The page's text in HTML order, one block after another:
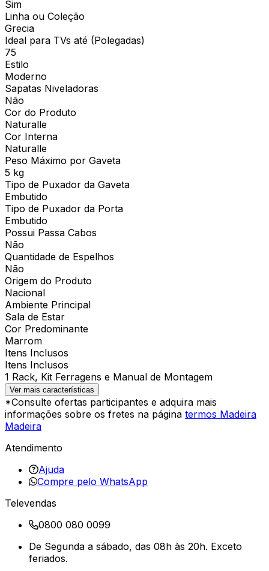
Sim
Linha ou Coleção
Grecia
Ideal para TVs até (Polegadas)
75
Estilo
Moderno
Sapatas Niveladoras
Não
Cor do Produto
Naturalle
Cor Interna
Naturalle
Peso Máximo por Gaveta
5 kg
Tipo de Puxador da Gaveta
Embutido
Tipo de Puxador da Porta
Embutido
Possui Passa Cabos
Não
Quantidade de Espelhos
Não
Origem do Produto
Nacional
Ambiente Principal
Sala de Estar
Cor Predominante
Marrom
Itens Inclusos
Itens Inclusos
1 Rack, Kit Ferragens e Manual de Montagem
Ver mais características
*Consulte ofertas participantes e adquira mais
informações sobre os fretes na página termos Madeira
Madeira
Atendimento
Ajuda
Compre pelo WhatsApp
Televendas
0800 080 0099
De Segunda a sábado, das 08h às 20h. Exceto
feriados.